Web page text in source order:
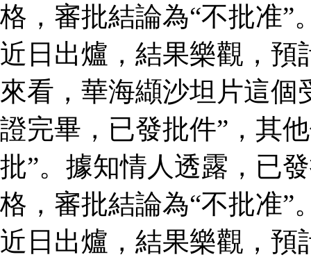
格，審批結論為“不批准”
近日出爐，結果樂觀，預
來看，華海纈沙坦片這個
證完畢，已發批件”，其
批”。據知情人透露，已
格，審批結論為“不批准”
近日出爐，結果樂觀，預